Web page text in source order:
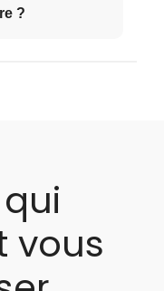
?
vous